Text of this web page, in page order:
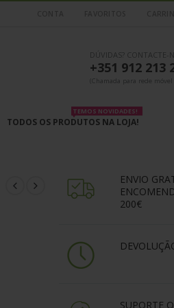
DÚVIDAS? CONTACTE-
+351 912 213
(Chamada para rede móvel
TODOS OS PRODUTOS NA LOJA!
TEMOS NOVIDADES!
ENVIO
200€
SUPORTE